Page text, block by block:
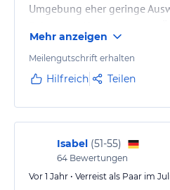
Umgebung eher geringe
Person.
Mehr anzeigen
Meilengutschrift erhalten
Hilfreich Teilen
Isabel (51-55)
64 Bewertungen
Vor 1 Jahr • Verreist als Paar im